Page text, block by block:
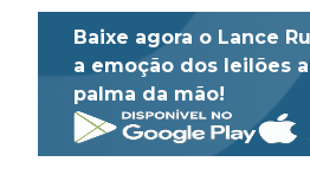
Baixe agora o Lance
a emoção dos leilões
palma da mão!